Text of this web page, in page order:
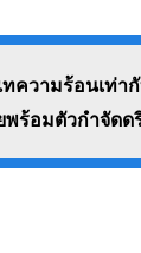
ความร้อนเท่ากั
พร้อมตัวกำจัดด